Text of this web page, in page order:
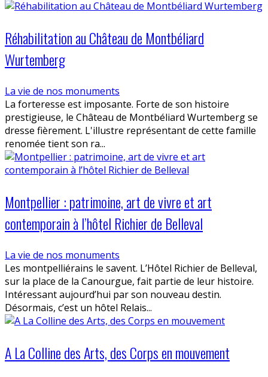
Réhabilitation au Château de Montbéliard
Wurtemberg
La vie de nos monuments
La forteresse est imposante. Forte de son histoire
prestigieuse, le Château de Montbéliard Wurtemberg se
dresse fièrement. L'illustre représentant de cette famille
renomée tient son ra...
Montpellier : patrimoine, art de vivre et art
contemporain à l’hôtel Richier de Belleval
La vie de nos monuments
Les montpelliérains le savent. L’Hôtel Richier de Belleval,
sur la place de la Canourgue, fait partie de leur histoire.
Intéressant aujourd’hui par son nouveau destin.
Désormais, c’est un hôtel Relais...
A La Colline des Arts, des Corps en mouvement